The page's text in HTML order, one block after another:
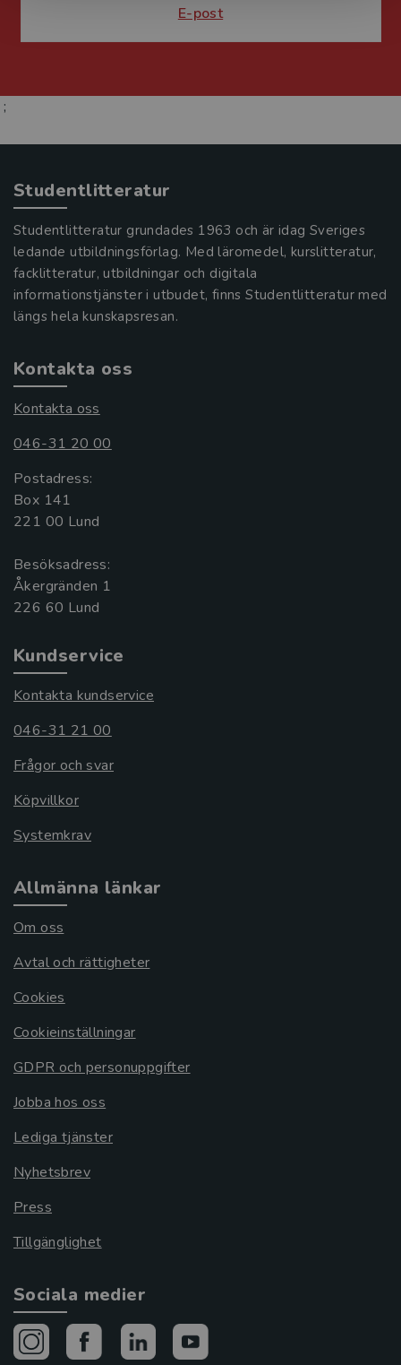
E-post
;
Studentlitteratur
Studentlitteratur grundades 1963 och är idag Sveriges
ledande utbildningsförlag. Med läromedel, kurslitteratur,
facklitteratur, utbildningar och digitala
informationstjänster i utbudet, finns Studentlitteratur med
längs hela kunskapsresan.
Kontakta oss
Kontakta oss
046-31 20 00
Postadress:
Box 141
221 00 Lund
Besöksadress:
Åkergränden 1
Kundservice
Kontakta kundservice
046-31 21 00
Frågor och svar
Köpvillkor
Systemkrav
Allmänna länkar
Om oss
Avtal och rättigheter
Cookies
Cookieinställningar
GDPR och personuppgifter
Jobba hos oss
Lediga tjänster
Nyhetsbrev
Press
Tillgänglighet
Sociala medier